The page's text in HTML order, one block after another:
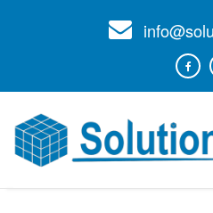
info@solutions-